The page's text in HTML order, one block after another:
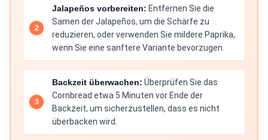
Jalapeños vorbereiten: Entfernen Sie die
Samen der Jalapeños, um die Schärfe zu
reduzieren, oder verwenden Sie mildere Paprika,
wenn Sie eine sanftere Variante bevorzugen.
Backzeit überwachen: Überprüfen Sie das
Cornbread etwa 5 Minuten vor Ende der
Backzeit, um sicherzustellen, dass es nicht
überbacken wird.